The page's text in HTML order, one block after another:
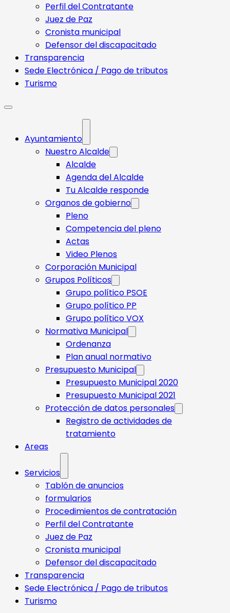
Perfil del Contratante
Juez de Paz
Cronista municipal
Defensor del discapacitado
Transparencia
Sede Electrónica / Pago de tributos
Turismo
Ayuntamiento
Nuestro Alcalde
Alcalde
Agenda del Alcalde
Tu Alcalde responde​
Organos de gobierno
Pleno
Competencia del pleno
Actas
Video Plenos
Corporación Municipal
Grupos Políticos
Grupo político PSOE
Grupo político PP
Grupo político VOX
Normativa Municipal
Ordenanza
Plan anual normativo
Presupuesto Municipal
Presupuesto Municipal 2020
Presupuesto Municipal 2021
Protección de datos personales
Registro de actividades de
tratamiento
Areas
Servicios
Tablón de anuncios
formularios
Procedimientos de contratación
Perfil del Contratante
Juez de Paz
Cronista municipal
Defensor del discapacitado
Transparencia
Sede Electrónica / Pago de tributos
Turismo